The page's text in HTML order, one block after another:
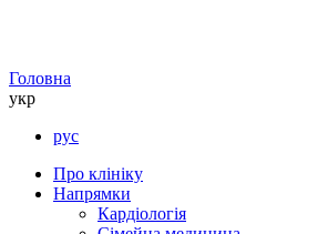
Головна
укр
рус
Про клініку
Напрямки
Кардіологія